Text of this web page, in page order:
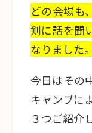
どの会場も
剣に話を聞
なりました。
今日はその
キャンプに
３つご紹介